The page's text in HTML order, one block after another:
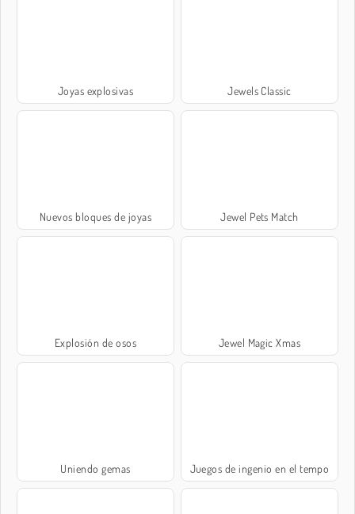
Joyas explosivas Jewels Classic
Nuevos bloques de joyas Jewel Pets Match
Explosión de osos Jewel Magic Xmas
Uniendo gemas Juegos de ingenio en el tempo